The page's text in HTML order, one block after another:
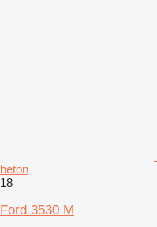
beton
18
Ford 3530 M